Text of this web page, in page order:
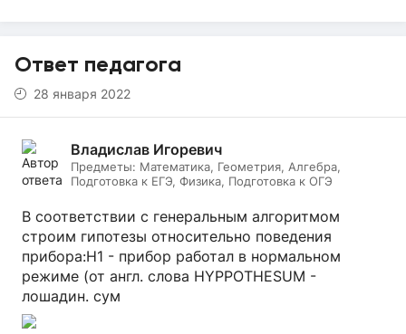
Ответ педагога
28 января 2022
Владислав Игоревич
Предметы: Математика, Геометрия, Алгебра,
Подготовка к ЕГЭ, Физика, Подготовка к ОГЭ
В соответствии с генеральным алгоритмом
строим гипотезы относительно поведения
прибора:Н1 - прибор работал в нормальном
режиме (от англ. слова HYPPOTHESUM -
лошадин. сум